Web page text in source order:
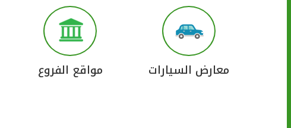
معارض السيارات مواقع الفروع